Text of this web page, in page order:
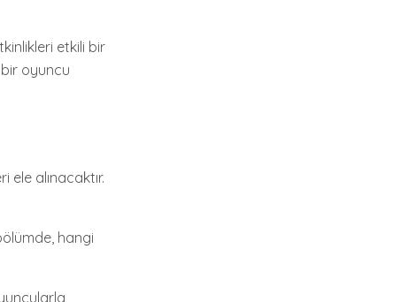
etkili bir
oyuncu
ele alınacaktır.
hangi